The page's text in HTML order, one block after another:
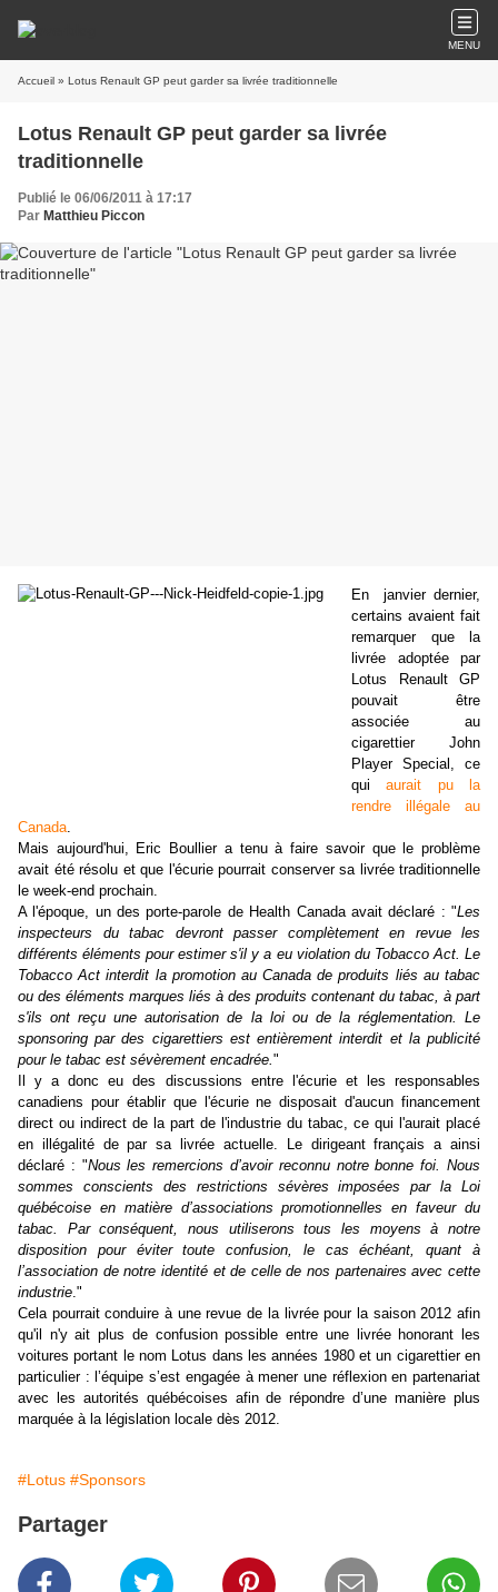
MENU
Accueil » Lotus Renault GP peut garder sa livrée traditionnelle
Lotus Renault GP peut garder sa livrée
traditionnelle
Publié le 06/06/2011 à 17:17
Par Matthieu Piccon
En janvier dernier,
certains avaient fait
remarquer que la
livrée adoptée par
Lotus Renault GP
pouvait être
associée au
cigarettier John
Player Special, ce
quiaurait pu la
rendre illégale au
Canada.
Mais aujourd'hui, Eric Boullier a tenu à faire savoir que le problème
avait été résolu et que l'écurie pourrait conserver sa livrée traditionnelle
le week-end prochain.
A l'époque, un des porte-parole de Health Canada avait déclaré : "Les
inspecteurs du tabac devront passer complètement en revue les
différents éléments pour estimer s'il y a eu violation du Tobacco Act. Le
Tobacco Act interdit la promotion au Canada de produits liés au tabac
ou des éléments marques liés à des produits contenant du tabac, à part
s'ils ont reçu une autorisation de la loi ou de la réglementation. Le
sponsoring par des cigarettiers est entièrement interdit et la publicité
pour le tabac est sévèrement encadrée."
Il y a donc eu des discussions entre l'écurie et les responsables
canadiens pour établir que l'écurie ne disposait d'aucun financement
direct ou indirect de la part de l'industrie du tabac, ce qui l'aurait placé
en illégalité de par sa livrée actuelle. Le dirigeant français a ainsi
déclaré : "Nous les remercions d’avoir reconnu notre bonne foi. Nous
sommes conscients des restrictions sévères imposées par la Loi
québécoise en matière d’associations promotionnelles en faveur du
tabac. Par conséquent, nous utiliserons tous les moyens à notre
disposition pour éviter toute confusion, le cas échéant, quant à
l’association de notre identité et de celle de nos partenaires avec cette
industrie."
Cela pourrait conduire à une revue de la livrée pour la saison 2012 afin
qu'il n'y ait plus de confusion possible entre une livrée honorant les
voitures portant le nom Lotus dans les années 1980 et un cigarettier en
particulier : l’équipe s’est engagée à mener une réflexion en partenariat
avec les autorités québécoises afin de répondre d’une manière plus
marquée à la législation locale dès 2012.
#Lotus #Sponsors
Partager